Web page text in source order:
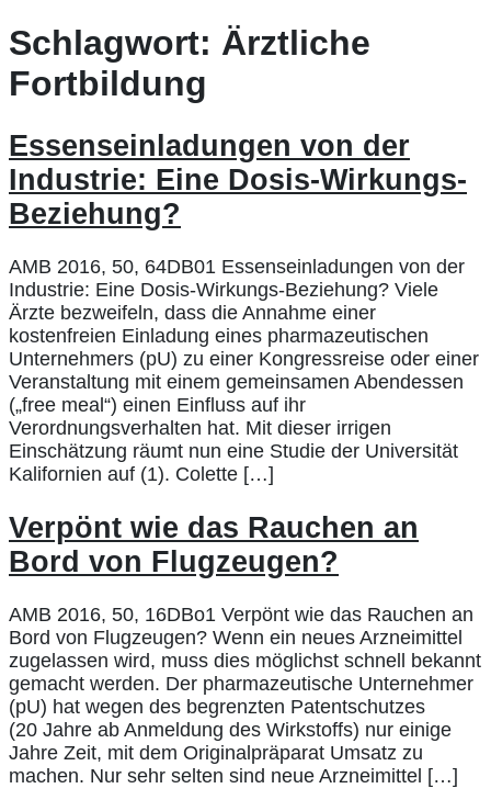
Schlagwort: Ärztliche
Fortbildung
Essenseinladungen von der
Industrie: Eine Dosis-Wirkungs-
Beziehung?
AMB 2016, 50, 64DB01 Essenseinladungen von der
Industrie: Eine Dosis-Wirkungs-Beziehung? Viele
Ärzte bezweifeln, dass die Annahme einer
kostenfreien Einladung eines pharmazeutischen
Unternehmers (pU) zu einer Kongressreise oder einer
Veranstaltung mit einem gemeinsamen Abendessen
(„free meal“) einen Einfluss auf ihr
Verordnungsverhalten hat. Mit dieser irrigen
Einschätzung räumt nun eine Studie der Universität
Kalifornien auf (1). Colette […]
Verpönt wie das Rauchen an
Bord von Flugzeugen?
AMB 2016, 50, 16DBo1 Verpönt wie das Rauchen an
Bord von Flugzeugen? Wenn ein neues Arzneimittel
zugelassen wird, muss dies möglichst schnell bekannt
gemacht werden. Der pharmazeutische Unternehmer
(pU) hat wegen des begrenzten Patentschutzes
(20 Jahre ab Anmeldung des Wirkstoffs) nur einige
Jahre Zeit, mit dem Originalpräparat Umsatz zu
machen. Nur sehr selten sind neue Arzneimittel […]